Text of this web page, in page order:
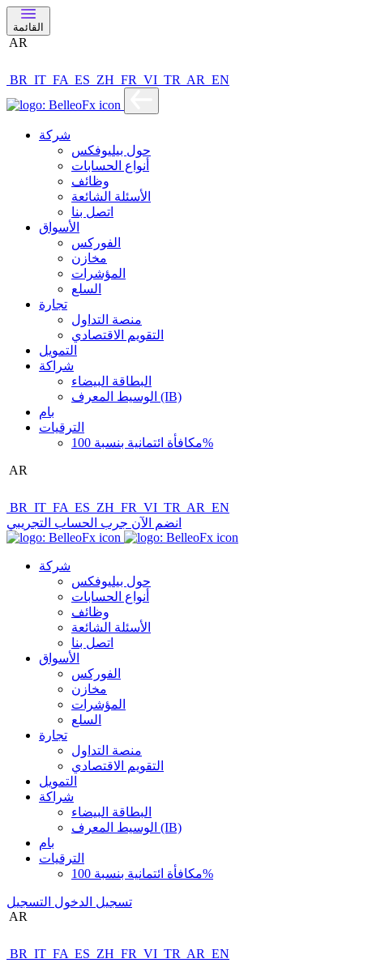
القائمة
AR
BR IT FA ES ZH FR VI TR AR EN
شركة
حول بيليوفكس
أنواع الحسابات
وظائف
الأسئلة الشائعة
اتصل بنا
الأسواق
الفوركس
مخازن
المؤشرات
السلع
تجارة
منصة التداول
التقويم الاقتصادي
التمويل
شراكة
البطاقة البيضاء
الوسيط المعرف (IB)
بام
الترقيات
مكافأة ائتمانية بنسبة 100%
AR
BR IT FA ES ZH FR VI TR AR EN
انضم الآن جرب الحساب التجريبي
شركة
حول بيليوفكس
أنواع الحسابات
وظائف
الأسئلة الشائعة
اتصل بنا
الأسواق
الفوركس
مخازن
المؤشرات
السلع
تجارة
منصة التداول
التقويم الاقتصادي
التمويل
شراكة
البطاقة البيضاء
الوسيط المعرف (IB)
بام
الترقيات
مكافأة ائتمانية بنسبة 100%
تسجيل الدخول التسجيل
AR
BR IT FA ES ZH FR VI TR AR EN